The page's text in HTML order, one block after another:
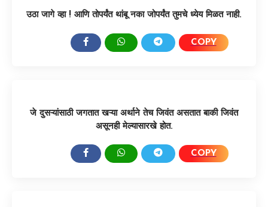
उठा जागे व्हा ! आणि तोपर्यंत थांबू नका जोपर्यंत तुमचे ध्येय मिळत नाही.
COPY
जे दुसऱ्यांसाठी जगतात खऱ्या अर्थाने तेच जिवंत असतात बाकी जिवंत
असूनही मेल्यासारखे होत.
COPY